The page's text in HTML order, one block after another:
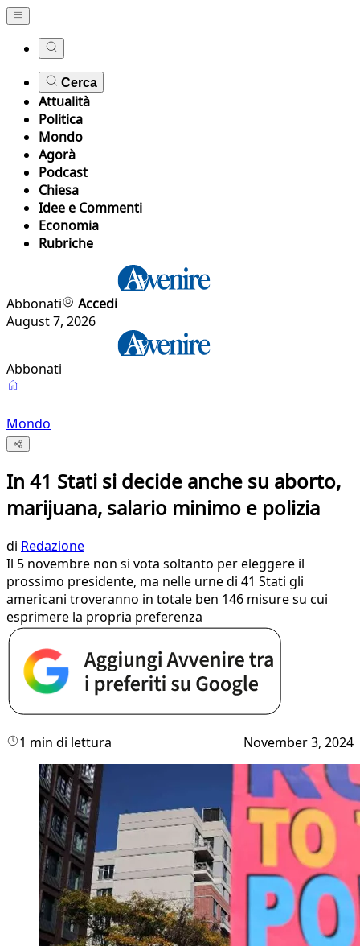
Cerca
Attualità
Politica
Mondo
Agorà
Podcast
Chiesa
Idee e Commenti
Economia
Rubriche
Abbonati
Accedi
August 7, 2026
Abbonati
Mondo
In 41 Stati si decide anche su aborto,
marijuana, salario minimo e polizia
di Redazione
Il 5 novembre non si vota soltanto per eleggere il
prossimo presidente, ma nelle urne di 41 Stati gli
americani troveranno in totale ben 146 misure su cui
esprimere la propria preferenza
1 min di lettura November 3, 2024